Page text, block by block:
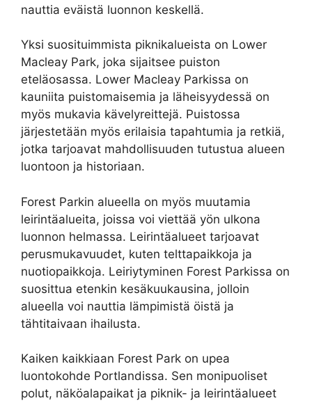
nauttia eväistä luonnon keskellä.
Yksi suosituimmista piknikalueista on Lower
Macleay Park, joka sijaitsee puiston
eteläosassa. Lower Macleay Parkissa on
kauniita puistomaisemia ja läheisyydessä on
myös mukavia kävelyreittejä. Puistossa
järjestetään myös erilaisia tapahtumia ja retkiä,
jotka tarjoavat mahdollisuuden tutustua alueen
luontoon ja historiaan.
Forest Parkin alueella on myös muutamia
leirintäalueita, joissa voi viettää yön ulkona
luonnon helmassa. Leirintäalueet tarjoavat
perusmukavuudet, kuten telttapaikkoja ja
nuotiopaikkoja. Leiriytyminen Forest Parkissa on
suosittua etenkin kesäkuukausina, jolloin
alueella voi nauttia lämpimistä öistä ja
tähtitaivaan ihailusta.
Kaiken kaikkiaan Forest Park on upea
luontokohde Portlandissa. Sen monipuoliset
polut, näköalapaikat ja piknik- ja leirintäalueet